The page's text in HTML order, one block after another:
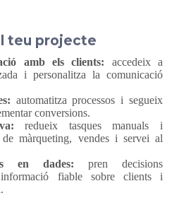
teu projecte
amb els clients: accedeix a
i personalitza la comunicació
automatitza processos i segueix
conversions.
redueix tasques manuals i
de màrqueting, vendes i servei al
en dades: pren decisions
informació fiable sobre clients i